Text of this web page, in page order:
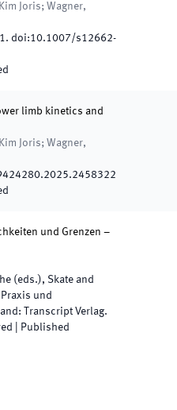
Joris; Wagner,
1. doi:10.1007/s12662-
limb kinetics and
Joris; Wagner,
und Grenzen –
(eds.), Skate and
und
: Transcript Verlag.
Published